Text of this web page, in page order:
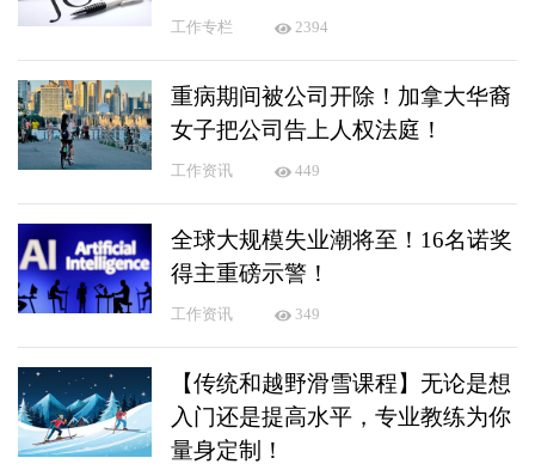
工作专栏 2394
重病期间被公司开除！加拿大华裔
女子把公司告上人权法庭！
工作资讯 449
全球大规模失业潮将至！16名诺奖
得主重磅示警！
工作资讯 349
【传统和越野滑雪课程】无论是想
入门还是提高水平，专业教练为你
量身定制！